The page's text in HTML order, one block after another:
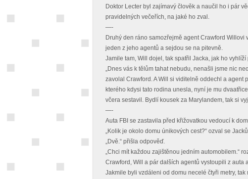
Doktor Lecter byl zajímavý člověk a naučil ho i pár
pravidelných večeřích, na jaké ho zval.
—-
Druhý den ráno samozřejmě agent Crawford Willovi
jeden z jeho agentů a sejdou se na pitevně.
Jamile tam, Will dojel, tak spatřil Jacka, jak ho vyhlíží
„Dnes vás k tělům tahat nebudu, nenašli jsme nic
zavolal Crawford. A Will si viditelně oddechl a agent
kterého kdysi tato rodina unesla, nyní je mu
včera sestavil. Bydlí kousek za Marylandem, tak si
—-
Auta FBI se zastavila před křižovatkou vedoucí k
„Kolik je okolo domu únikových cest?“ ozval se
„Dvě.“ přišla odpověď.
„Chci mít každou zajištěnou jedním automobilem.“
Crawford, Will a pár dalších agentů vystoupili z auta
Jakmile byli vzdáleni od domu necelé čtyři metry,